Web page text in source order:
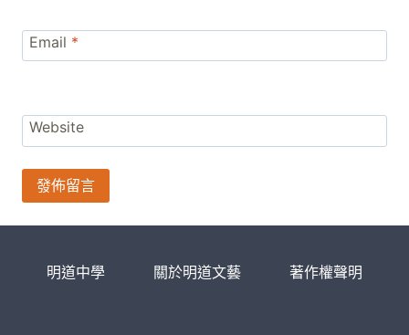
Email *
Website
明道中學 關於明道文藝 著作權聲明